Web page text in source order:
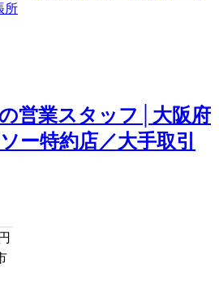
の営業スタッフ│大阪府
ー特約店／大手取引
円